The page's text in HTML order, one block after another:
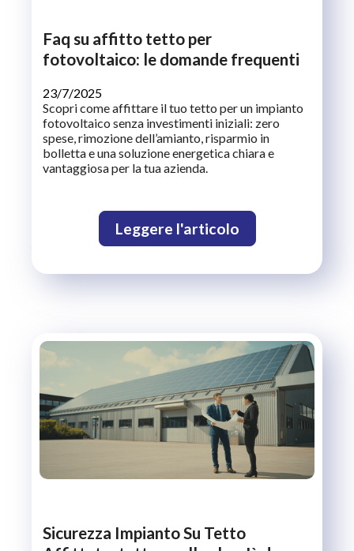
Faq su affitto tetto per
fotovoltaico: le domande frequenti
23/7/2025
Scopri come affittare il tuo tetto per un impianto
fotovoltaico senza investimenti iniziali: zero
spese, rimozione dell’amianto, risparmio in
bolletta e una soluzione energetica chiara e
vantaggiosa per la tua azienda.
Leggere l'articolo
Sicurezza Impianto Su Tetto